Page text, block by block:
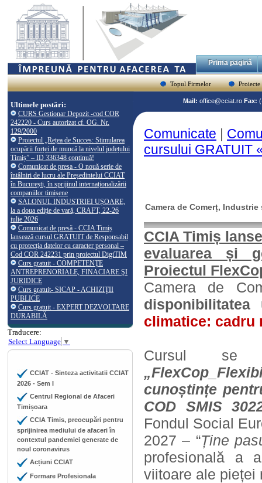
Prima pagină
Topul Firmelor Proiecte
Ultimele postări:
CURS Gestionar Depozit -cod COR
242220 - Curs autorizat cf. OG. Nr.
129/2000
Proiectul „Rețea de Succes: Stimularea
ocupării forței de muncă la nivelul județului
Timiș” – ID 336348 continuă!
Comunicat de presa - O nouă serie de
întâlniri de lucru ale Președintelui CCIAT
în București, în sprijinul internaționalizării
companiilor timișene
SALONUL INDUSTRIEI UȘOARE,
la a doua ediție de vară, CRAFT, 22-26
iulie 2026
Comunicat de presă - CCIA Timiș
lansează cursul GRATUIT de Responsabil
cu protecția datelor cu caracter personal –
Cod COR 242231 prin proiectul DigiTIM
Curs gratuit - COMPETENŢE
ANTREPRENORIALE, FINACIARE ŞI
JURIDICE
Curs gratuit- SICAP - ACHIZIŢII
PUBLICE
Curs gratuit - EXPERT DEZVOLTARE
DURABILĂ
Traducere:
Select Language ▼
CCIAT - Sinteza activitatii CCIAT
2026 - Sem I
Centrul Regional de Afaceri
Timișoara
CCIA Timis, preocupări pentru
sprijinirea mediului de afaceri în
contextul pandemiei generate de
noul coronavirus
Acțiuni CCIAT
Formare Profesionala
Mail: office@cciat.ro Fax:
Comunicate |
cursului GRATUIT
Camera de Comerț,
CCIA Timiș
evaluarea și
Proiectul
Camera de
climatice: cadru
Cursul se
cunoștințe
COD SMIS
Fondul Social
2027 – “Ține
profesională a
viitoare ale pieței